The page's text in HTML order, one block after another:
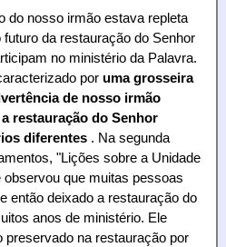
do nosso irmão estava repleta
da restauração do Senhor
no ministério da Palavra.
por uma grosseira
de nosso irmão
restauração do Senhor
diferentes . Na segunda
"Lições sobre a Unidade
que muitas pessoas
então deixado a restauração do
anos de ministério. Ele
preservado na restauração por